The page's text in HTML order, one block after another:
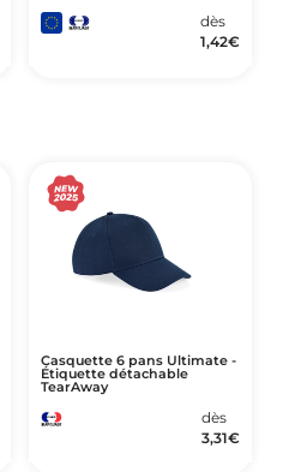
dès
1,42€
Casquette 6 pans Ultimate -
Étiquette détachable
TearAway
dès
3,31€